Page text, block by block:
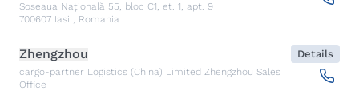
Șoseaua Națională 55, bloc C1, et. 1, apt. 9
700607 Iasi , Romania
Zhengzhou
cargo-partner Logistics (China) Limited Zhengzhou Sales
Office
Details